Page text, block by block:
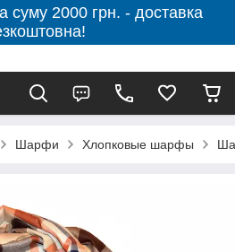
суму 2000 грн. - доставка
Шарфи Хлопковые шарфы